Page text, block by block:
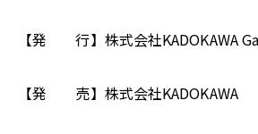
【発 行】株式会社KADOKAWA
【発 売】株式会社KADOKAWA